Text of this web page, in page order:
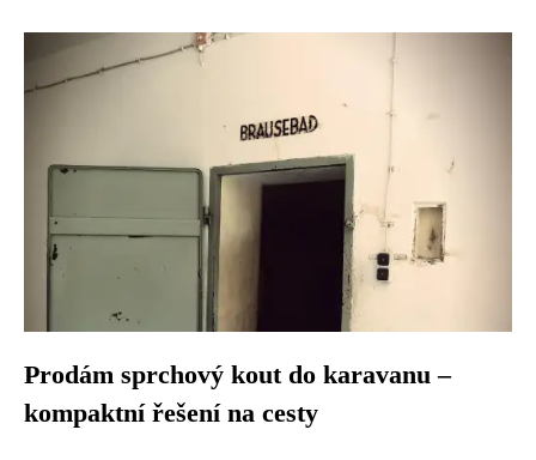
Prodám sprchový kout do karavanu –
kompaktní řešení na cesty